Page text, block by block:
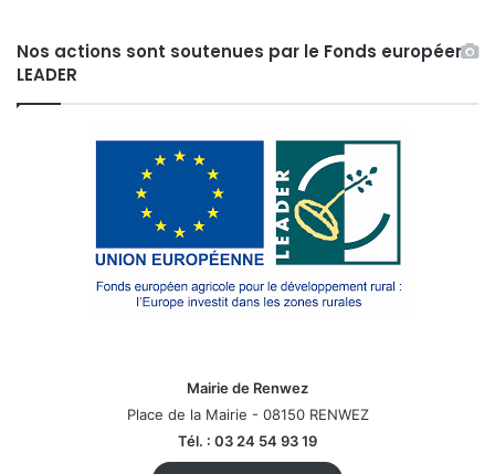
Nos actions sont soutenues par le Fonds européen
LEADER
Mairie de Renwez
Place de la Mairie - 08150 RENWEZ
Tél. : 03 24 54 93 19